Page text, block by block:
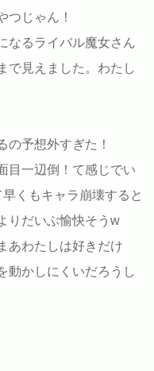
つじゃん！
なるライバル魔女さん
で見えました。わたし
の予想外すぎた！
目一辺倒！て感じでい
くもキャラ崩壊すると
りだいぶ愉快そうw
あわたしは好きだけ
動かしにくいだろうし